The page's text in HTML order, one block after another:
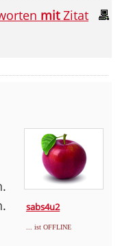
mitZitat
sabs4u2
... ist OFFLINE